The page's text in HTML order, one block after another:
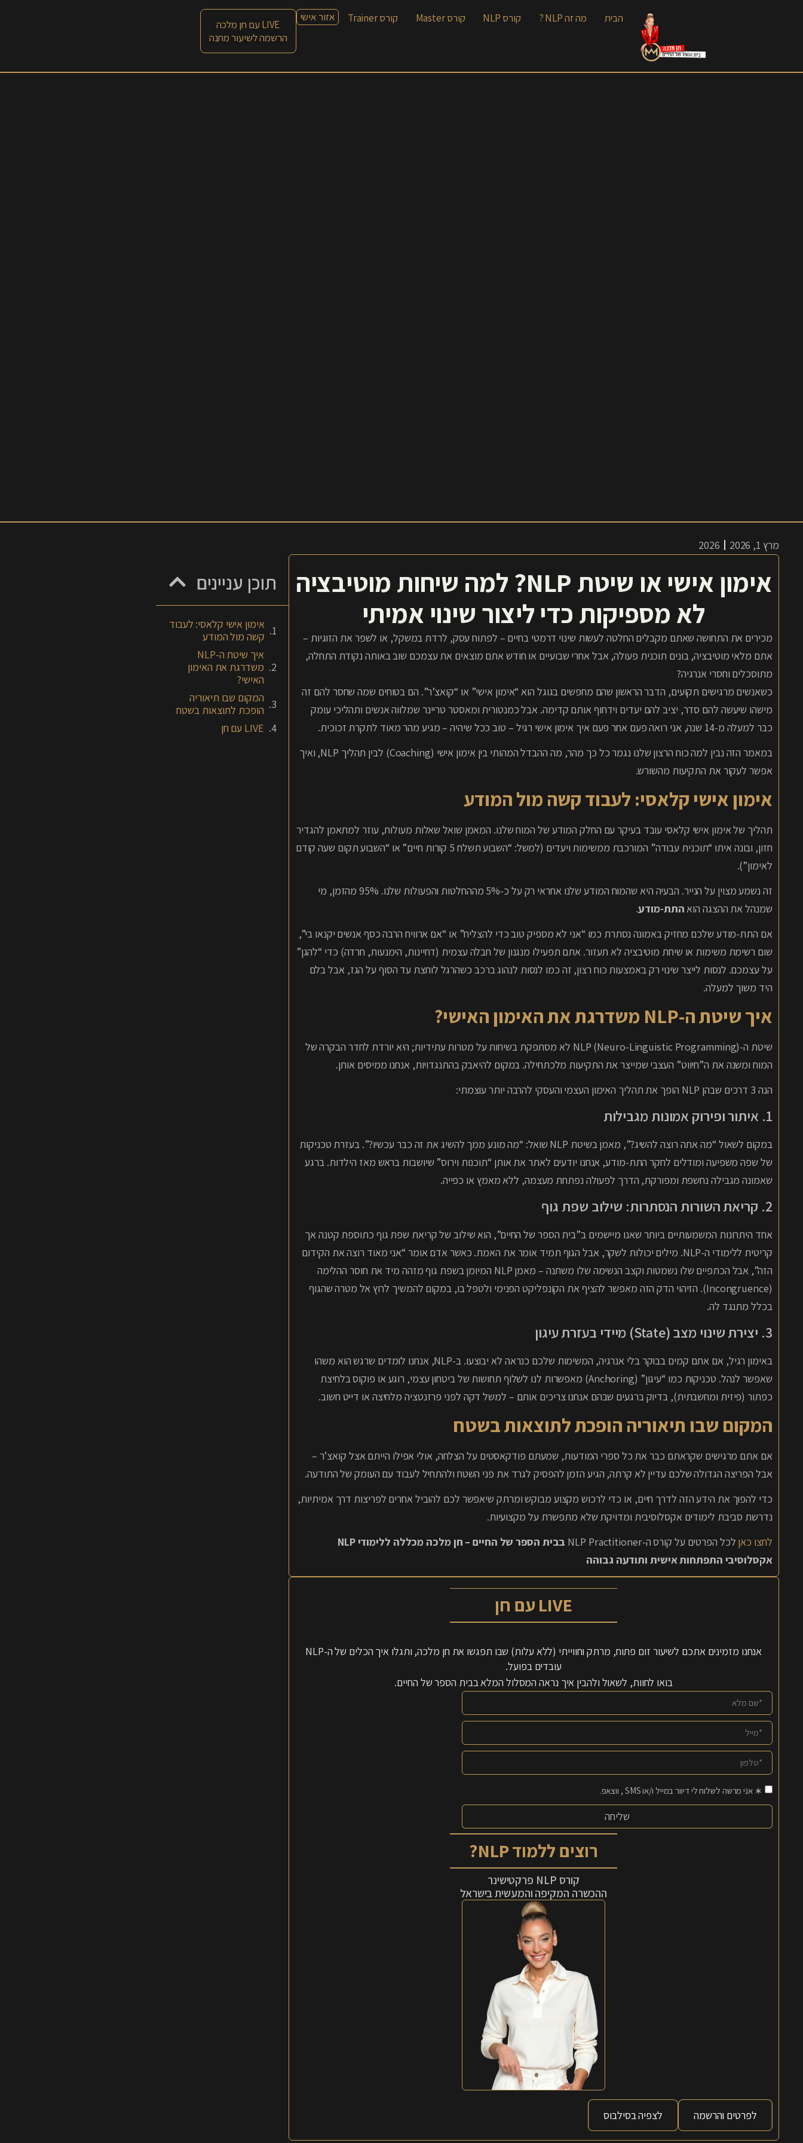
הבית מה זה NLP ? קורס NLP קורס Master קורס Trainer אזור אישי
LIVE עם חן מלכה
הרשמה לשיעור מתנה
מרץ 1, 2026 2026
אימון אישי או שיטת NLP? למה שיחות מוטיבציה
לא מספיקות כדי ליצור שינוי אמיתי
מכירים את התחושה שאתם מקבלים החלטה לעשות שינוי דרמטי בחיים – לפתוח עסק, לרדת במשקל, או לשפר את הזוגיות –
אתם מלאי מוטיבציה, בונים תוכנית פעולה, אבל אחרי שבועיים או חודש אתם מוצאים את עצמכם שוב באותה נקודת התחלה,
מתוסכלים וחסרי אנרגיה?
כשאנשים מרגישים תקוּעים, הדבר הראשון שהם מחפשים בגוגל הוא “אימון אישי” או “קואצ’ר”. הם בטוחים שמה שחסר להם זה
מישהו שיעשה להם סדר, יציב להם יעדים וידחוף אותם קדימה. אבל כמנטורית ומאסטר טריינר שמלווה אנשים ותהליכי עומק
כבר למעלה מ-14 שנה, אני רואה פעם אחר פעם איך אימון אישי רגיל – טוב ככל שיהיה – מגיע מהר מאוד לתקרת זכוכית.
במאמר הזה נבין למה כוח הרצון שלנו נגמר כל כך מהר, מה ההבדל המהותי בין אימון אישי (Coaching) לבין תהליך NLP, ואיך
אפשר לעקור את התקיעות מהשורש.
אימון אישי קלאסי: לעבוד קשה מול המודע
תהליך של אימון אישי קלאסי עובד בעיקר עם החלק המודע של המוח שלנו. המאמן שואל שאלות מעולות, עוזר למתאמן להגדיר
חזון, ובונה איתו “תוכנית עבודה” המורכבת ממשימות ויעדים (למשל: “השבוע תשלח 5 קורות חיים” או “השבוע תקום שעה קודם
לאימון”).
זה נשמע מצוין על הנייר. הבעיה היא שהמוח המודע שלנו אחראי רק על כ-5% מההחלטות והפעולות שלנו. 95% מהזמן, מי
שמנהל את ההצגה הוא התת-מודע.
אם התת-מודע שלכם מחזיק באמונה נסתרת כמו “אני לא מספיק טוב כדי להצליח” או “אם ארוויח הרבה כסף אנשים יקנאו בי”,
שום רשימת משימות או שיחת מוטיבציה לא תעזור. אתם תפעילו מנגנון של חבלה עצמית (דחיינות, הימנעות, חרדה) כדי “להגן”
על עצמכם. לנסות לייצר שינוי רק באמצעות כוח רצון, זה כמו לנסות לנהוג ברכב כשהרגל לוחצת עד הסוף על הגז, אבל בלם
היד משוך למעלה.
איך שיטת ה-NLP משדרגת את האימון האישי?
שיטת ה-NLP (Neuro-Linguistic Programming) לא מסתפקת בשיחות על מטרות עתידיות; היא יורדת לחדר הבקרה של
המוח ומשנה את ה”חיווט” העצבי שמייצר את התקיעות מלכתחילה. במקום להיאבק בהתנגדויות, אנחנו ממיסים אותן.
הנה 3 דרכים שבהן NLP הופך את תהליך האימון העצמי והעסקי להרבה יותר עוצמתי:
1. איתור ופירוק אמונות מגבילות
במקום לשאול “מה אתה רוצה להשיג?”, מאמן בשיטת NLP שואל: “מה מונע ממך להשיג את זה כבר עכשיו?”. בעזרת טכניקות
של שפה משפיעה ומודלים לחקר התת-מודע, אנחנו יודעים לאתר את אותן “תוכנות וירוס” שיושבות בראש מאז הילדות. ברגע
שאמונה מגבילה נחשפת ומפורקת, הדרך לפעולה נפתחת מעצמה, ללא מאמץ או כפייה.
2. קריאת השורות הנסתרות: שילוב שפת גוף
אחד היתרונות המשמעותיים ביותר שאנו מיישמים ב”בית הספר של החיים”, הוא שילוב של קריאת שפת גוף כתוספת קטנה אך
קריטית ללימודי ה-NLP. מילים יכולות לשקר, אבל הגוף תמיד אומר את האמת. כאשר אדם אומר “אני מאוד רוצה את הקידום
הזה”, אבל הכתפיים שלו נשמטות וקצב הנשימה שלו משתנה – מאמן NLP המיומן בשפת גוף מזהה מיד את חוסר ההלימה
(Incongruence). הזיהוי הדק הזה מאפשר להציף את הקונפליקט הפנימי ולטפל בו, במקום להמשיך לרוץ אל מטרה שהגוף
בכלל מתנגד לה.
3. יצירת שינוי מצב (State) מיידי בעזרת עיגון
באימון רגיל, אם אתם קמים בבוקר בלי אנרגיה, המשימות שלכם כנראה לא יבוצעו. ב-NLP, אנחנו לומדים שרגש הוא משהו
שאפשר לנהל. טכניקות כמו “עיגון” (Anchoring) מאפשרות לנו לשלוף תחושות של ביטחון עצמי, רוגע או פוקוס בלחיצת
כפתור (פיזית ומחשבתית), בדיוק ברגעים שבהם אנחנו צריכים אותם – למשל דקה לפני פרזנטציה מלחיצה או דייט חשוב.
המקום שבו תיאוריה הופכת לתוצאות בשטח
אם אתם מרגישים שקראתם כבר את כל ספרי המודעות, שמעתם פודקאסטים על הצלחה, אולי אפילו הייתם אצל קואצ’ר –
אבל הפריצה הגדולה שלכם עדיין לא קרתה, הגיע הזמן להפסיק לגרד את פני השטח ולהתחיל לעבוד עם העומק של התודעה.
כדי להפוך את הידע הזה לדרך חיים, או כדי לרכוש מקצוע מבוקש ומרתק שיאפשר לכם להוביל אחרים לפריצות דרך אמיתיות,
נדרשת סביבת לימודים אקסלוסיבית ומדויקת שלא מתפשרת על מקצועיות.
לחצו כאן לכל הפרטים על קורס ה-NLP Practitioner
בבית הספר של החיים – חן מלכה מכללה ללימודי NLP
אקסלוסיבי התפתחות אישית ותודעה גבוהה
LIVE עם חן
אנחנו מזמינים אתכם לשיעור זום פתוח, מרתק וחווייתי (ללא עלות) שבו תפגשו את חן מלכה, ותגלו איך הכלים של ה-NLP
עובדים בפועל.
בואו לחוות, לשאול ולהבין איך נראה המסלול המלא בבית הספר של החיים.
∗ אני מרשה לשלוח לי דיוור במייל ו/או SMS , ווצאפ.
שליחה
רוצים ללמוד NLP?
קורס NLP פרקטישינר
ההכשרה המקיפה והמעשית בישראל
לפרטים והרשמה לצפיה בסילבוס
תוכן עניינים
אימון אישי קלאסי: לעבוד
קשה מול המודע
איך שיטת ה-NLP
משדרגת את האימון
האישי?
המקום שבו תיאוריה
הופכת לתוצאות בשטח
LIVE עם חן